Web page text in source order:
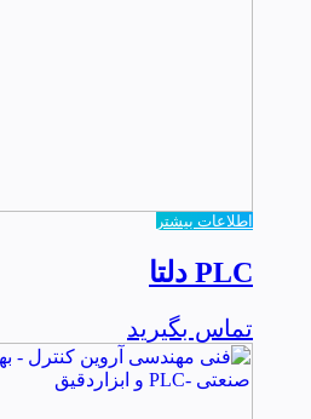
اطلاعات بیشتر
PLC دلتا
تماس بگیرید